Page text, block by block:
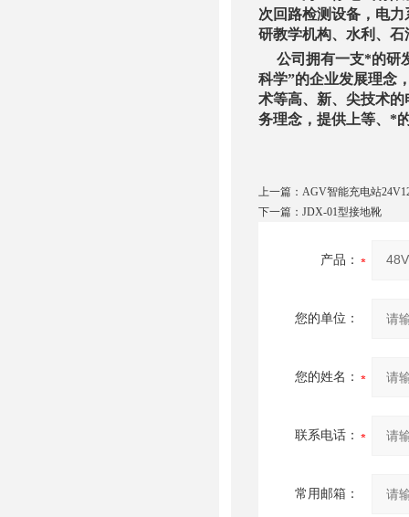
次回路检测设备，电
研教学机构、水利、
公司拥有一支*的研
科学”的企业发展理念
术等高、新、尖技术
务理念，提供上等、*
上一篇： AGV智能充电站
下一篇： JDX-01型接地靴
产品：
您的单位：
您的姓名：
联系电话：
常用邮箱：